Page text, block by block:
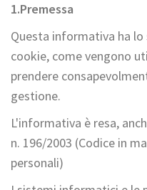
1.Premessa
Questa informativa ha lo
cookie, come vengono
prendere
gestione.
L'informativa è resa,
n. 196/2003 (Codice in
personali)